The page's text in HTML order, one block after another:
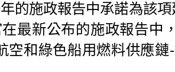
的施政報告中承諾為該
最新公布的施政報告中
空和綠色船用燃料供應